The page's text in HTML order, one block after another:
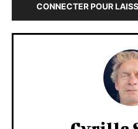
CONNECTER POUR